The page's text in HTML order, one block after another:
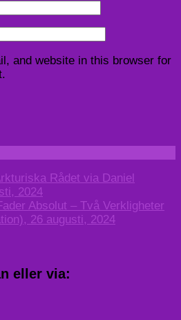
and website in this browser for
Rådet via Daniel
2024
Absolut – Två Verkligheter
26 augusti, 2024
eller via: